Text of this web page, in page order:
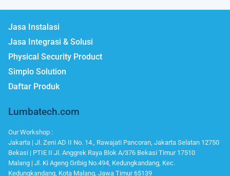
Jasa Instalasi
Jasa Integrasi & Solusi
Physical Security Product
Simplo Solution
Daftar Produk
Lumbatech.com
Our Workshop :
Jakarta | Jl. Zeni AD II No. 14., Rawajati Pancoran, Jakarta Selatan 12750
Bekasi | PTIE II Jl. Anggrek Raya Blok A/376 Bekasi Timur 17510
Malang | Jl. Ki Ageng Gribig No.494, Kedungkandang, Kec.
Kedungkandang, Kota Malang, Jawa Timur 65139